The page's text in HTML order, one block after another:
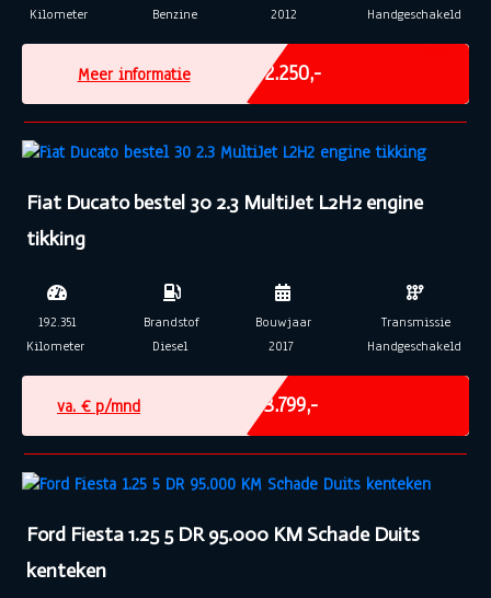
Kilometer
Benzine
2012
Handgeschakeld
Meer informatie € 2.250,-
Fiat Ducato bestel 30 2.3 MultiJet L2H2 engine
tikking
192.351
Kilometer
Brandstof
Diesel
Bouwjaar
2017
Transmissie
Handgeschakeld
va. € p/mnd € 3.799,-
Ford Fiesta 1.25 5 DR 95.000 KM Schade Duits
kenteken